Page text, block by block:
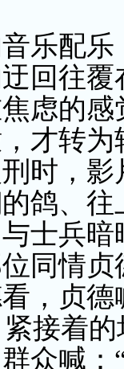
配乐
回往覆
虑的感
，才
，影
鸽、往
士兵暗
同情
，贞德
紧接着
众喊：